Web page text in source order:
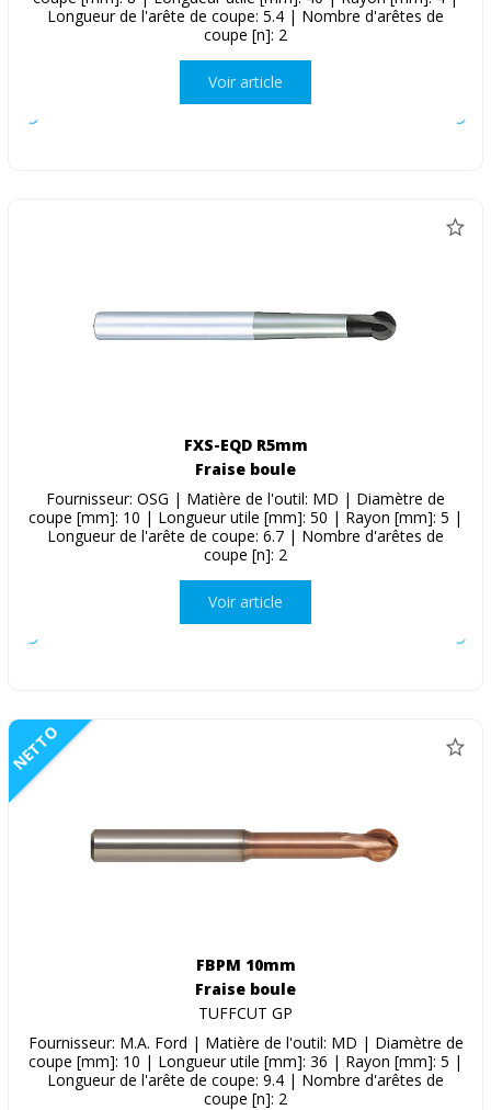
Longueur de l'arête de coupe: 5.4 | Nombre d'arêtes de
coupe [n]: 2
Voir article
FXS-EQD R5mm
Fraise boule
Fournisseur: OSG | Matière de l'outil: MD | Diamètre de
coupe [mm]: 10 | Longueur utile [mm]: 50 | Rayon [mm]: 5 |
Longueur de l'arête de coupe: 6.7 | Nombre d'arêtes de
coupe [n]: 2
Voir article
NETTO
FBPM 10mm
Fraise boule
TUFFCUT GP
Fournisseur: M.A. Ford | Matière de l'outil: MD | Diamètre de
coupe [mm]: 10 | Longueur utile [mm]: 36 | Rayon [mm]: 5 |
Longueur de l'arête de coupe: 9.4 | Nombre d'arêtes de
coupe [n]: 2